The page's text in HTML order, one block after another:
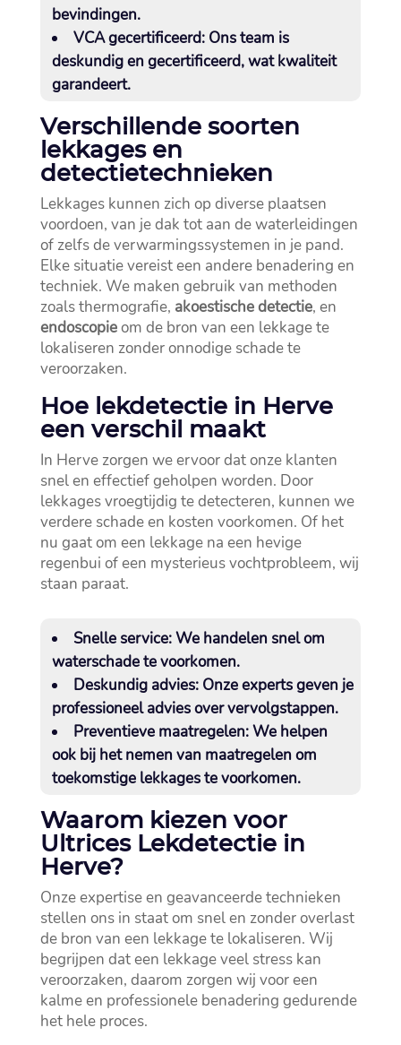
bevindingen.​
VCA gecertificeerd: Ons team is
deskundig en gecertificeerd, wat kwaliteit
garandeert.​
Verschillende soorten
lekkages en
detectietechnieken
Lekkages kunnen zich op diverse plaatsen
voordoen, van je dak tot aan de waterleidingen
of zelfs de verwarmingssystemen in je pand.​
Elke situatie vereist een andere benadering en
techniek.​ We maken gebruik van methoden
zoals thermografie, akoestische detectie, en
endoscopieom de bron van een lekkage te
lokaliseren zonder onnodige schade te
veroorzaken.​
Hoe lekdetectie in Herve
een verschil maakt
In Herve zorgen we ervoor dat onze klanten
snel en effectief geholpen worden.​ Door
lekkages vroegtijdig te detecteren, kunnen we
verdere schade en kosten voorkomen.​ Of het
nu gaat om een lekkage na een hevige
regenbui of een mysterieus vochtprobleem, wij
staan paraat.​
Snelle service: We handelen snel om
waterschade te voorkomen.​
Deskundig advies: Onze experts geven je
professioneel advies over vervolgstappen.​
Preventieve maatregelen: We helpen
ook bij het nemen van maatregelen om
toekomstige lekkages te voorkomen.​
Waarom kiezen voor
Ultrices Lekdetectie in
Herve?
Onze expertise en geavanceerde technieken
stellen ons in staat om snel en zonder overlast
de bron van een lekkage te lokaliseren.​ Wij
begrijpen dat een lekkage veel stress kan
veroorzaken, daarom zorgen wij voor een
kalme en professionele benadering gedurende
het hele proces.​